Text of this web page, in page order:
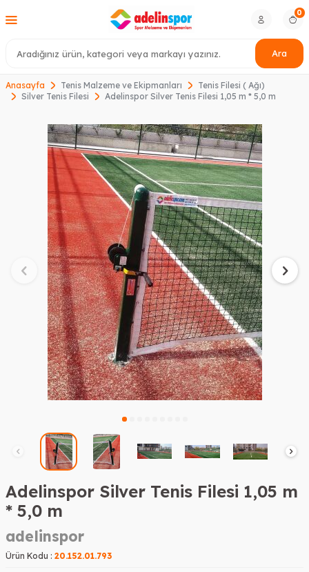
Ara
0
Anasayfa Tenis Malzeme ve Ekipmanları
Tenis Filesi ( Ağı)
Silver Tenis Filesi
Adelinspor Silver Tenis Filesi 1,05 m * 5,0 m
Adelinspor Silver Tenis Filesi 1,05 m
* 5,0 m
adelinspor
Ürün Kodu : 20.152.01.793